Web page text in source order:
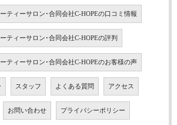
ティーサロン･合同会社C-HOPEの口コミ情報
ティーサロン･合同会社C-HOPEの評判
ティーサロン･合同会社C-HOPEのお客様の声
スタッフ よくある質問 アクセス
お問い合わせ プライバシーポリシー